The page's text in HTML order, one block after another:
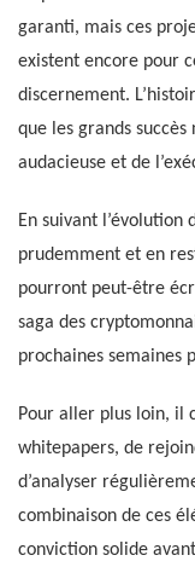
garanti, mais ces
existent encore pour
discernement.
que les grands succès
audacieuse et de
En suivant l’évolution
prudemment et en
pourront peut-être
saga des
prochaines semaines
Pour aller plus loin, il
whitepapers, de
d’analyser
combinaison de ces
conviction solide